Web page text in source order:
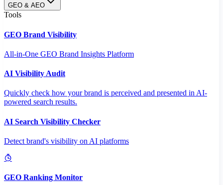
GEO & AEO
Tools
GEO Brand Visibility
All-in-One GEO Brand Insights Platform
AI Visibility Audit
Quickly check how your brand is perceived and presented in AI-
powered search results.
AI Search Visibility Checker
Detect brand's visibility on AI platforms
GEO Ranking Monitor